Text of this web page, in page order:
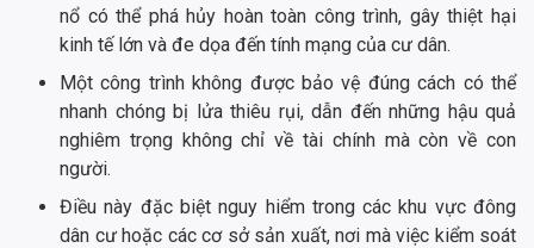
nổ có thể phá hủy hoàn toàn công trình, gây thiệt hại
kinh tế lớn và đe dọa đến tính mạng của cư dân.
Một công trình không được bảo vệ đúng cách có thể
nhanh chóng bị lửa thiêu rụi, dẫn đến những hậu quả
nghiêm trọng không chỉ về tài chính mà còn về con
người.
Điều này đặc biệt nguy hiểm trong các khu vực đông
dân cư hoặc các cơ sở sản xuất, nơi mà việc kiểm soát